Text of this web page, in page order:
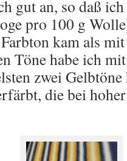
gut an, so daß
pro 100 g
kam als
Töne habe ich
zwei
die bei